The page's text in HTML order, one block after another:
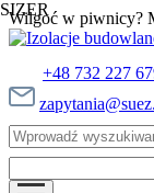
Wilgoć w piwnicy?
+48 732 227
SIZER